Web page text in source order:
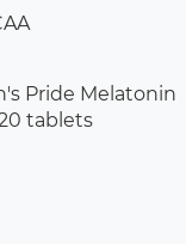
Pride Melatonin
tablets